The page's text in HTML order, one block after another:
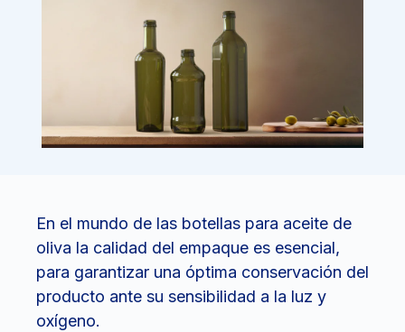
En el mundo de las botellas para aceite de
oliva la calidad del empaque es esencial,
para garantizar una óptima conservación del
producto ante su sensibilidad a la luz y
oxígeno.